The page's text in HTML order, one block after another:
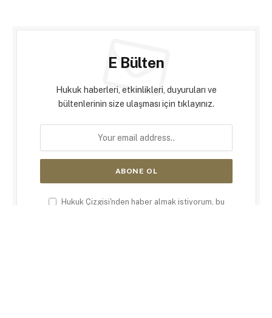
E Bülten
Hukuk haberleri, etkinlikleri, duyuruları ve
bültenlerinin size ulaşması için tıklayınız.
Hukuk Çizgisi'nden haber almak istiyorum, bu